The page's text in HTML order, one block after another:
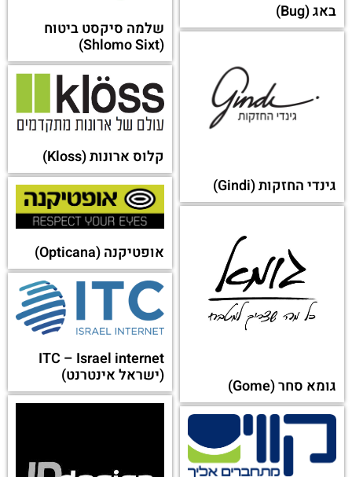
באג (Bug)
שלמה סיקסט ביטוח
(Shlomo Sixt)
גינדי החזקות (Gindi)
קלוס ארונות (Kloss)
גומא סחר (Gome)
אופטיקנה (Opticana)
ITC – Israel internet
(ישראל אינטרנט)